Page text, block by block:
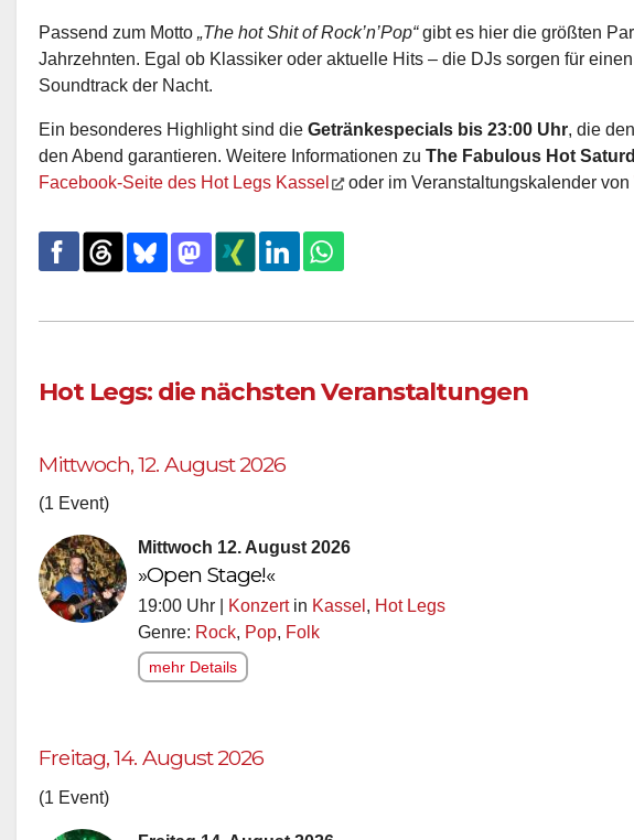
Passend zum Motto „The hot Shit of Rock’n’Pop“gibt es hier die größten
Jahrzehnten. Egal ob Klassiker oder aktuelle Hits – die DJs sorgen für
Soundtrack der Nacht.
Ein besonderes Highlight sind die Getränkespecials bis 23:00 Uhr, die
den Abend garantieren. Weitere Informationen zu The Fabulous Hot
Facebook-Seite des Hot Legs Kassel
oder im Veranstaltungskalender von
Hot Legs: die nächsten Veranstaltungen
Mittwoch, 12. August 2026
(1 Event)
Mittwoch 12. August 2026
»Open Stage!«
19:00 Uhr | Konzertin Kassel , Hot Legs
Genre: Rock, Pop, Folk
mehr Details
Freitag, 14. August 2026
(1 Event)